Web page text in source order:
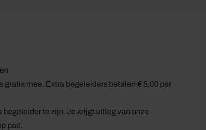
mee. Extra begeleiders betalen € 5,00 per
te zijn. Je krijgt uitleg van onze
pad.